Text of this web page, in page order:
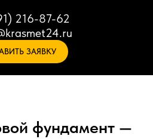
216-87-62
ЗАЯВКУ
фундамент —